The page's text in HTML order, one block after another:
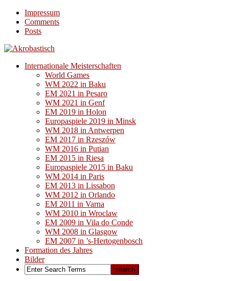
Impressum
Comments
Posts
Internationale Meisterschaften
World Games
WM 2022 in Baku
EM 2021 in Pesaro
WM 2021 in Genf
EM 2019 in Holon
Europaspiele 2019 in Minsk
WM 2018 in Antwerpen
EM 2017 in Rzeszów
WM 2016 in Putian
EM 2015 in Riesa
Europaspiele 2015 in Baku
WM 2014 in Paris
EM 2013 in Lissabon
WM 2012 in Orlando
EM 2011 in Varna
WM 2010 in Wroclaw
EM 2009 in Vila do Conde
WM 2008 in Glasgow
EM 2007 in ’s-Hertogenbosch
Formation des Jahres
Bilder